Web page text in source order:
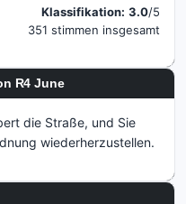
Klassifikation: 3.0/5
351 stimmen insgesamt
R4 June
die Straße, und Sie
wiederherzustellen.